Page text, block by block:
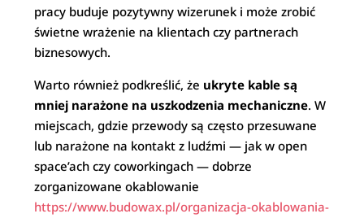
pracy buduje pozytywny wizerunek i może zrobić
świetne wrażenie na klientach czy partnerach
biznesowych.
Warto również podkreślić, że ukryte kable są
mniej narażone na uszkodzenia mechaniczne. W
miejscach, gdzie przewody są często przesuwane
lub narażone na kontakt z ludźmi — jak w open
space’ach czy coworkingach — dobrze
zorganizowane okablowanie
https://www.budowax.pl/organizacja-okablowania-